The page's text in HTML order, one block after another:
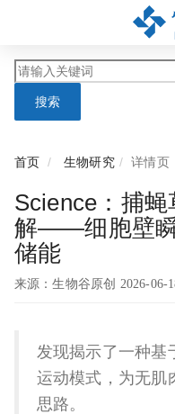
搜索
首页 生物研究 详情页
Science：捕蝇
解——细胞壁
储能
来源：生物谷原创 2026-06-
发现揭示了一种基
运动模式，为无肌
思路。